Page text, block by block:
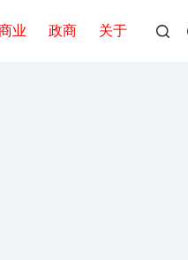
业 政商 关于